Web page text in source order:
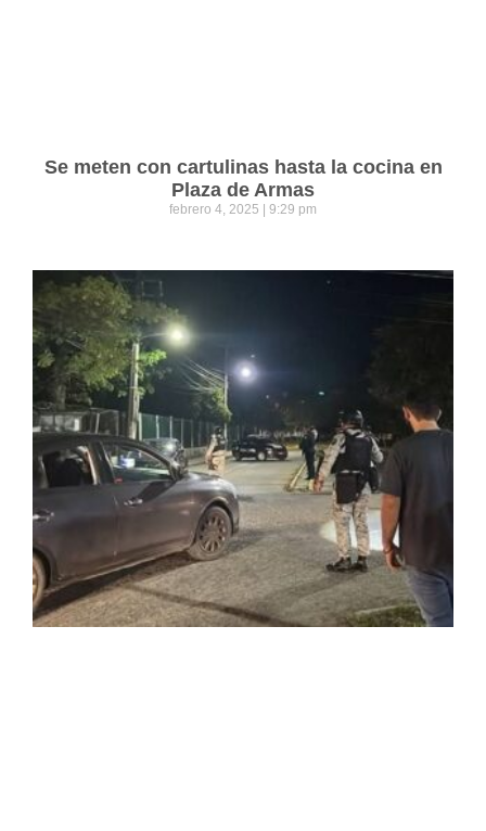
Se meten con cartulinas hasta la cocina en
Plaza de Armas
febrero 4, 2025 9:29 pm